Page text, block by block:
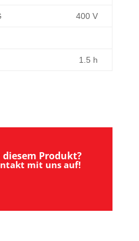
400 V
1.5 h
Produkt?
mit uns auf!